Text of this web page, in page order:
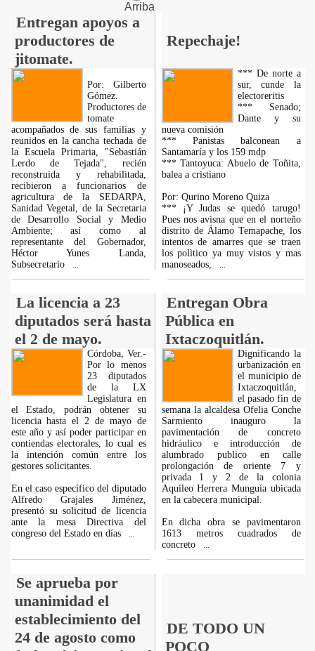
Arriba
Entregan apoyos a
productores de
jitomate.
Repechaje!
Por: Gilberto
Gómez.
Productores de
tomate
acompañados de sus familias y
reunidos en la cancha techada de
la Escuela Primaria, "Sebastián
Lerdo de Tejada", recién
reconstruida y rehabilitada,
recibieron a funcionarios de
agricultura de la SEDARPA,
Sanidad Vegetal, de la Secretaria
de Desarrollo Social y Medio
Ambiente; así como al
representante del Gobernador,
Héctor Yunes Landa,
Subsecretario
*** De norte a
sur, cunde la
electoreritis
*** Senado;
Dante y su
nueva comisión
*** Panistas balconean a
Santamaría y los 159 mdp
*** Tantoyuca: Abuelo de Toñita,
balea a cristiano
Por: Qurino Moreno Quiza
*** ¡Y Judas se quedó tarugo!
Pues nos avisna que en el norteño
distrito de Álamo Temapache, los
intentos de amarres que se traen
los polìtico ya muy vistos y mas
manoseados,
La licencia a 23
diputados será hasta
el 2 de mayo.
Entregan Obra
Pública en
Ixtaczoquitlán.
Córdoba, Ver.-
Por lo menos
23 diputados
de la LX
Legislatura en
el Estado, podrán obtener su
licencia hasta el 2 de mayo de
este año y así poder participar en
contiendas electorales, lo cual es
la intención común entre los
gestores solicitantes.
En el caso específico del diputado
Alfredo Grajales Jiménez,
presentó su solicitud de licencia
ante la mesa Directiva del
congreso del Estado en días
Dignificando la
urbanización en
el municipio de
Ixtaczoquitlán,
el pasado fin de
semana la alcaldesa Ofelia Conche
Sarmiento inauguro la
pavimentación de concreto
hidráulico e introducción de
alumbrado publico en calle
prolongación de oriente 7 y
privada 1 y 2 de la colonia
Aquileo Herrera Munguía ubicada
en la cabecera municipal.
En dicha obra se pavimentaron
1613 metros cuadrados de
concreto
Se aprueba por
unanimidad el
establecimiento del
24 de agosto como
DE TODO UN
POCO